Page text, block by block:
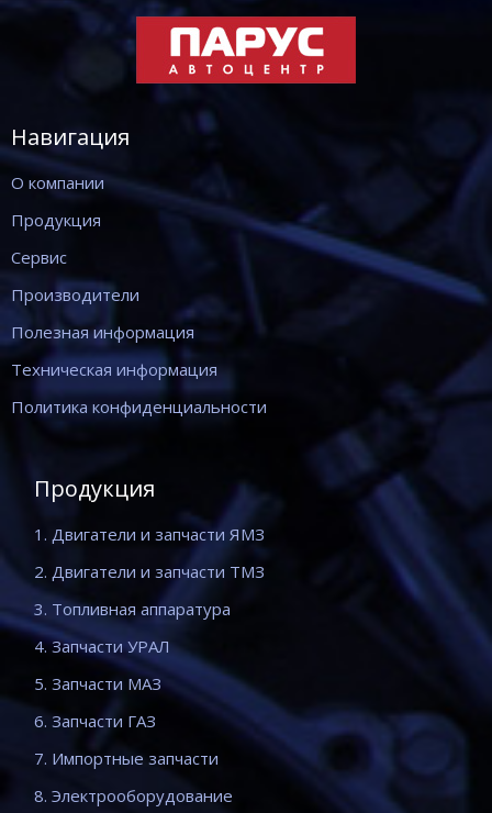
Навигация
О компании
Продукция
Сервис
Производители
Полезная информация
Техническая информация
Политика конфиденциальности
Продукция
1. Двигатели и запчасти ЯМЗ
2. Двигатели и запчасти ТМЗ
3. Топливная аппаратура
4. Запчасти УРАЛ
5. Запчасти МАЗ
6. Запчасти ГАЗ
7. Импортные запчасти
8. Электрооборудование